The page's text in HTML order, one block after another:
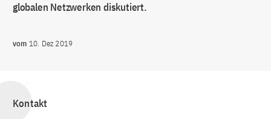
globalen Netzwerken diskutiert.
vom 10. Dez 2019
Kontakt